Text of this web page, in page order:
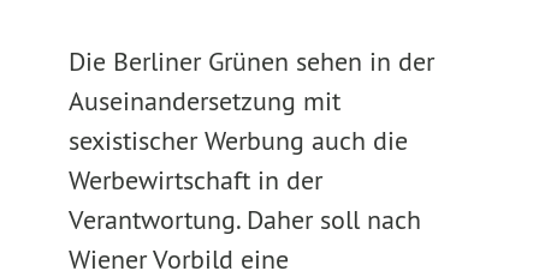
Die Berliner Grünen sehen in der
Auseinandersetzung mit
sexistischer Werbung auch die
Werbewirtschaft in der
Verantwortung. Daher soll nach
Wiener Vorbild eine